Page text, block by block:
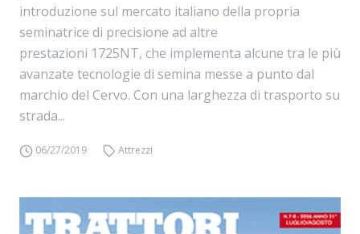
introduzione sul mercato italiano della propria
seminatrice di precisione ad altre
prestazioni 1725NT, che implementa alcune tra le più
avanzate tecnologie di semina messe a punto dal
marchio del Cervo. Con una larghezza di trasporto su
strada...
06/27/2019 Attrezzi